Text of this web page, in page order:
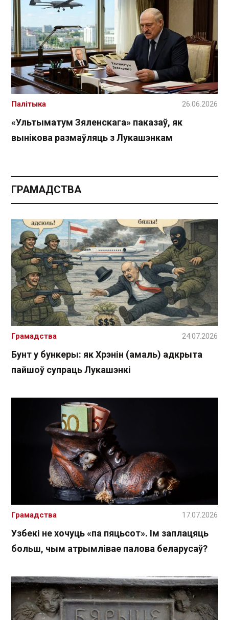
«Ультыматум Зяленскага» паказаў, як
вынікова размаўляць з Лукашэнкам
Палітыка 26.06.2026
ГРАМАДСТВА
Бунт у бункеры: як Хрэнін (амаль) адкрыта
пайшоў супраць Лукашэнкі
Грамадства 24.07.2026
Узбекі не хочуць «па пяцьсот». Ім заплацяць
больш, чым атрымлівае палова беларусаў?
Грамадства 17.07.2026